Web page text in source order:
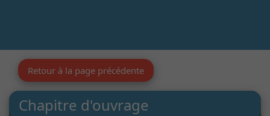
Retour à la page précédente
Chapitre d'ouvrage